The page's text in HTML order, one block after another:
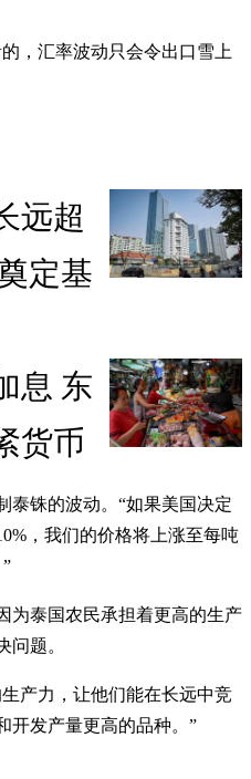
，汇率波动只会令出口雪上
远超
定基
息 东
货币
泰铢的波动。“如果美国决定
，我们的价格将上涨至每吨
为泰国农民承担着更高的生产
问题。
产力，让他们能在长远中竞
开发产量更高的品种。”